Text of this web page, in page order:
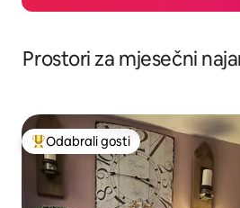
Prostori za mjesečni
Među najviše rangiranima s
Odabrali gosti